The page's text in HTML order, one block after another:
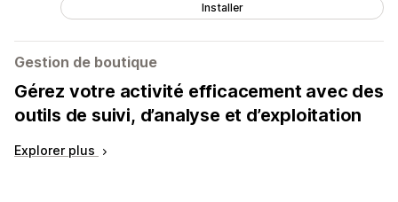
Installer
Gestion de boutique
Gérez votre activité efficacement avec des
outils de suivi, d’analyse et d’exploitation
Explorer plus